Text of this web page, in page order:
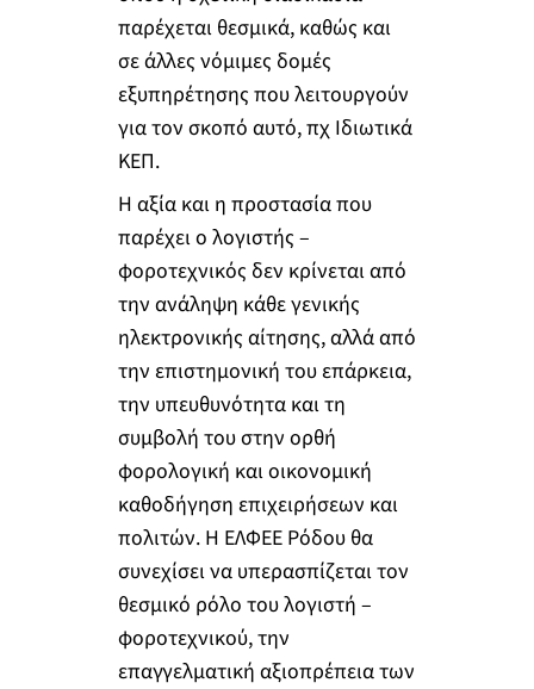
παρέχεται θεσμικά, καθώς και
σε άλλες νόμιμες δομές
εξυπηρέτησης που λειτουργούν
για τον σκοπό αυτό, πχ Ιδιωτικά
ΚΕΠ.
Η αξία και η προστασία που
παρέχει ο λογιστής –
φοροτεχνικός δεν κρίνεται από
την ανάληψη κάθε γενικής
ηλεκτρονικής αίτησης, αλλά από
την επιστημονική του επάρκεια,
την υπευθυνότητα και τη
συμβολή του στην ορθή
φορολογική και οικονομική
καθοδήγηση επιχειρήσεων και
πολιτών. Η ΕΛΦΕΕ Ρόδου θα
συνεχίσει να υπερασπίζεται τον
θεσμικό ρόλο του λογιστή –
φοροτεχνικού, την
επαγγελματική αξιοπρέπεια των